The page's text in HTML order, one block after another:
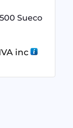
Sueco
inc